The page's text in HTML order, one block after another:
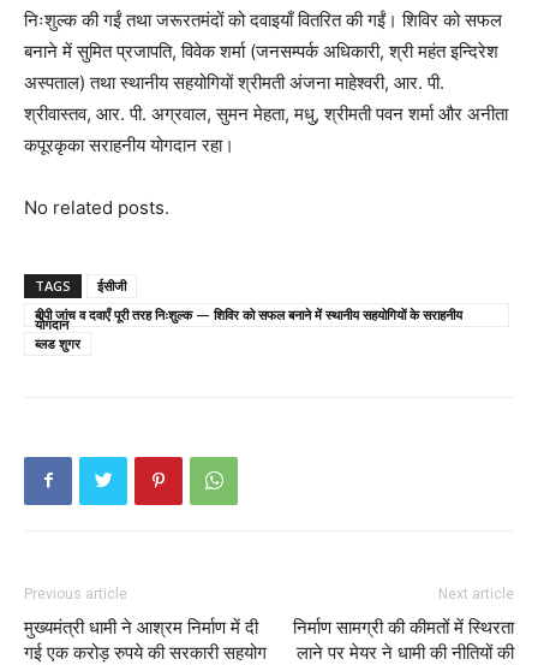
निःशुल्क की गईं तथा जरूरतमंदों को दवाइयाँ वितरित की गईं। शिविर को सफल
बनाने में सुमित प्रजापति, विवेक शर्मा (जनसम्पर्क अधिकारी, श्री महंत इन्दिरेश
अस्पताल) तथा स्थानीय सहयोगियों श्रीमती अंजना माहेश्वरी, आर. पी.
श्रीवास्तव, आर. पी. अग्रवाल, सुमन मेहता, मधु, श्रीमती पवन शर्मा और अनीता
कपूरकृका सराहनीय योगदान रहा।
No related posts.
TAGS
ईसीजी
बीपी जांच व दवाएँ पूरी तरह निःशुल्क — शिविर को सफल बनाने में स्थानीय सहयोगियों के सराहनीय
योगदान
ब्लड शुगर
Previous article
मुख्यमंत्री धामी ने आश्रम निर्माण में दी
गई एक करोड़ रुपये की सरकारी सहयोग
Next article
निर्माण सामग्री की कीमतों में स्थिरता
लाने पर मेयर ने धामी की नीतियों की